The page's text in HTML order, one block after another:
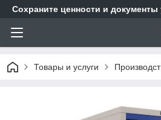
Сохраните ценности и
Товары и услуги